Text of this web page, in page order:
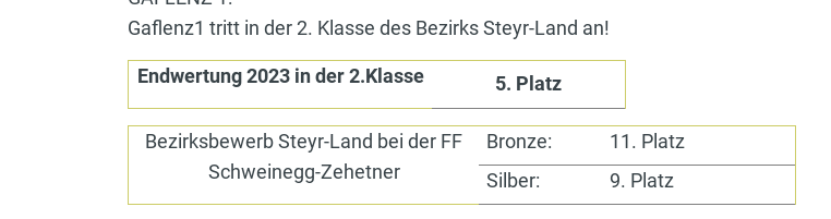
Gaflenz1 tritt in der 2. Klasse des Bezirks Steyr-Land an!
Endwertung 2023 in der 2.Klasse 5. Platz
Bezirksbewerb Steyr-Land bei der FF
Schweinegg-Zehetner
Bronze:
11. Platz
Silber:
9. Platz